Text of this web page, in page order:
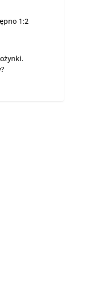
1:2